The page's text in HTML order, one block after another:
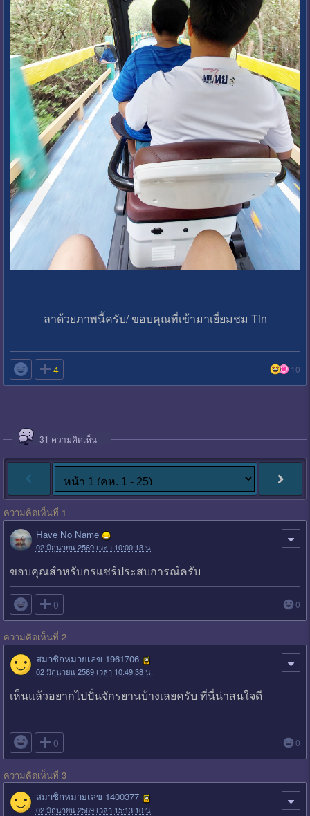
ลาด้วยภาพนี้ครับ/ ขอบคุณที่เข้ามาเยี่ยมชม Tin
 4 10
31 ความคิดเห็น
ความคิดเห็นที่ 1
Have No Name
02 มิถุนายน 2569 เวลา 10:00:13 น.
ขอบคุณสำหรับกรแชร์ประสบการณ์ครับ
 0 0
ความคิดเห็นที่ 2
สมาชิกหมายเลข 1961706
02 มิถุนายน 2569 เวลา 10:49:38 น.
เห็นแล้วอยากไปปั่นจักรยานบ้างเลยครับ ที่นี่น่าสนใจดี
 0 0
ความคิดเห็นที่ 3
สมาชิกหมายเลข 1400377
02 มิถุนายน 2569 เวลา 15:13:10 น.